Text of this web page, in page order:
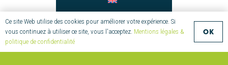
CONTACT
+33 (0)2 97 55
Ce site Web utilise des cookies pour améliorer votre expérience. Si
vous continuez à utiliser ce site, vous l'acceptez. Mentions légales &
politique de confidentialité
OK